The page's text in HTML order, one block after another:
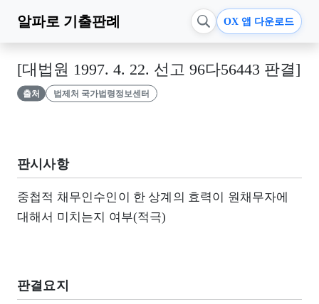
알파로 기출판례 OX 앱 다운로드
[대법원 1997. 4. 22. 선고 96다56443 판결]
출처 법제처 국가법령정보센터
판시사항
중첩적 채무인수인이 한 상계의 효력이 원채무자에
대해서 미치는지 여부(적극)
판결요지